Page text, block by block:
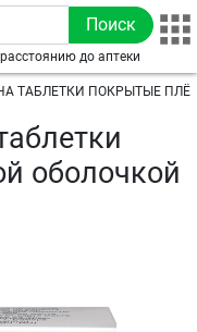
до аптеки
ТАБЛЕТКИ ПОКРЫТЫЕ
оболочкой